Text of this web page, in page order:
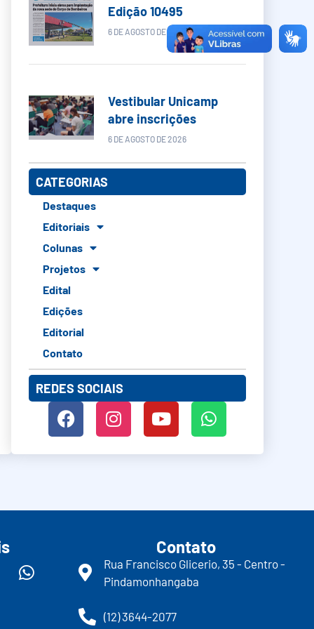
Edição 10495
6 DE AGOSTO DE 2026
Vestibular Unicamp
abre inscrições
6 DE AGOSTO DE 2026
CATEGORIAS
Destaques
Editoriais
Colunas
Projetos
Edital
Edições
Editorial
Contato
REDES SOCIAIS
Contato
Rua Francisco Glicerio, 35 - Centro -
Pindamonhangaba
(12) 3644-2077